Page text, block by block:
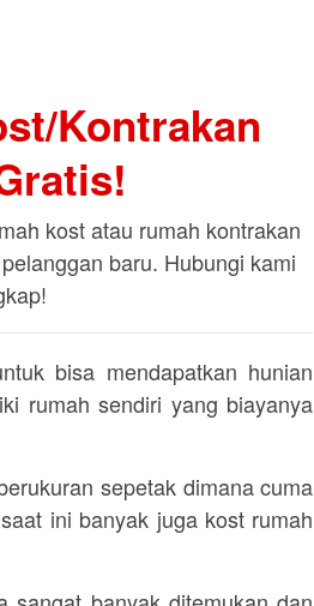
Kontrakan
kost atau rumah kontrakan
baru. Hubungi kami
bisa mendapatkan hunian
rumah sendiri yang biayanya
sepetak dimana cuma
ini banyak juga kost rumah